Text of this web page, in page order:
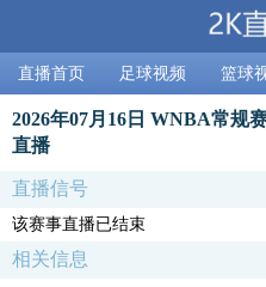
直播首页 足球视频 篮球
2026年07月16日 WNBA常规
直播
直播信号
该赛事直播已结束
相关信息